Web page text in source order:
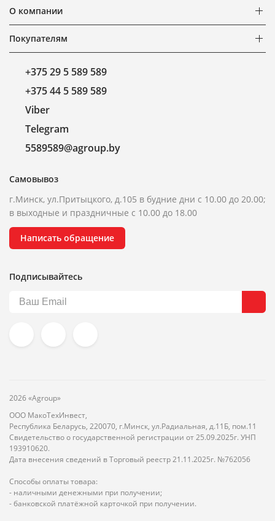
О компании
Покупателям
+375 29 5 589 589
+375 44 5 589 589
Viber
Telegram
5589589@agroup.by
Самовывоз
г.Минск, ул.Притыцкого, д.105 в будние дни с 10.00 до 20.00;
в выходные и праздничные с 10.00 до 18.00
Написать обращение
Подписывайтесь
2026 «Agroup»
ООО МакоТехИнвест,
Республика Беларусь, 220070, г.Минск, ул.Радиальная, д.11Б, пом.11
Свидетельство о государственной регистрации от 25.09.2025г. УНП
193910620.
Дата внесения сведений в Торговый реестр 21.11.2025г. №762056
Способы оплаты товара:
- наличными денежными при получении;
- банковской платёжной карточкой при получении.